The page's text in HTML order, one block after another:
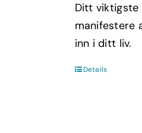
Ditt viktigste
manifestere
inn i ditt liv.
Details